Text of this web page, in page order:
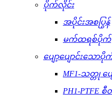
ပိုက်လိုင်း
အပိုင်းအစပြွန်
မက်ထရစ်ပိုက်
ပျော့ပျောင်းသောပိုက်
MF1-သတ္တု ပ
PH1-PTFE